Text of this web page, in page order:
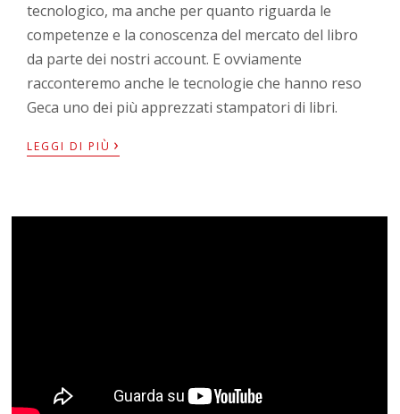
tecnologico, ma anche per quanto riguarda le
competenze e la conoscenza del mercato del libro
da parte dei nostri account. E ovviamente
racconteremo anche le tecnologie che hanno reso
Geca uno dei più apprezzati stampatori di libri.
LEGGI DI PIÙ ›